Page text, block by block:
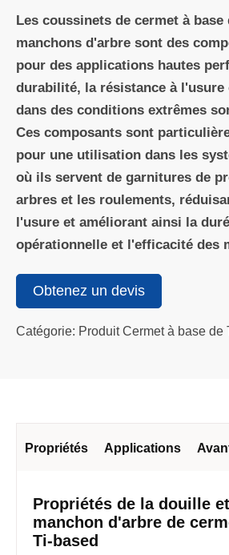
Les coussinets de cermet à base
manchons d'arbre sont des
pour des applications hautes
durabilité, la résistance à
dans des conditions extrêmes
Ces composants sont
pour une utilisation dans les
où ils servent de garnitures de
arbres et les roulements,
l'usure et améliorant ainsi la
opérationnelle et l'efficacité des
Obtenez un devis
Catégorie: Produit Cermet à base de
Propriétés Applications
Propriétés de la douille
manchon d'arbre de
Ti-based